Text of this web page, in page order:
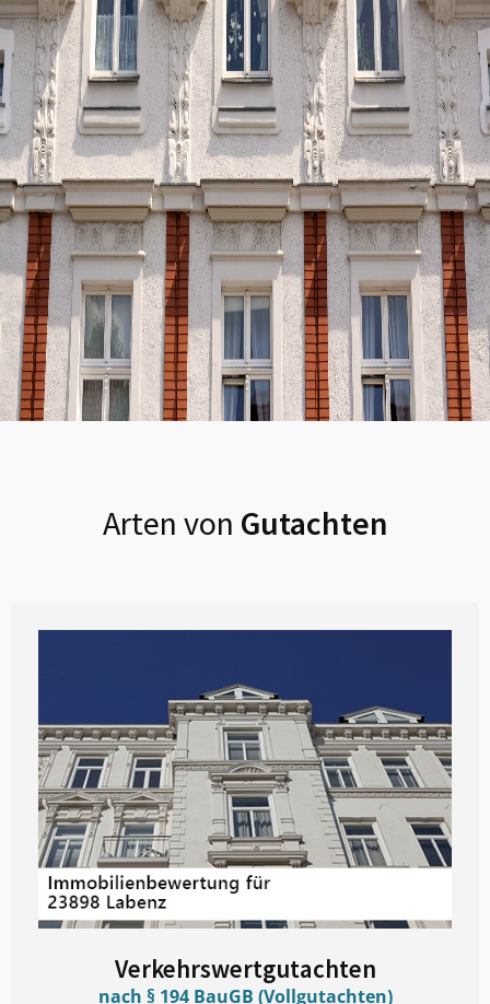
Arten von Gutachten
Verkehrswertgutachten
nach § 194 BauGB (Vollgutachten)